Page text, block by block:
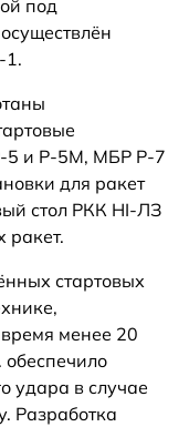
под
1.
5 и Р-5М, МБР Р-7
для ракет
стол РКК HI-ЛЗ
ракет.
стартовых
менее 20
удара в случае
Разработка